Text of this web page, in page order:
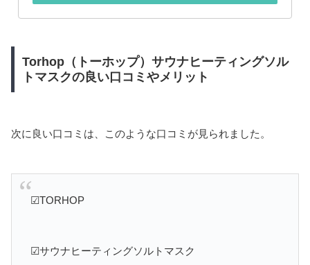
Torhop（トーホップ）サウナヒーティングソル
トマスクの良い口コミやメリット
次に良い口コミは、このような口コミが見られました。
☑︎TORHOP
☑︎サウナヒーティングソルトマスク